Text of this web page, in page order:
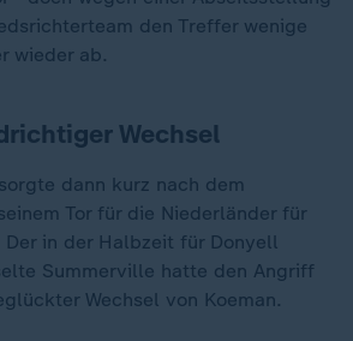
den Treffer wenige
wieder ab.
Wechsel
dann kurz nach dem
Tor für die Niederländer für
Der in der Halbzeit für Donyell
Summerville hatte den Angriff
Wechsel von Koeman.